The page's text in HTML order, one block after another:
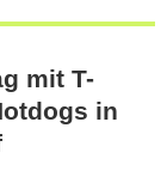
mit T-
in